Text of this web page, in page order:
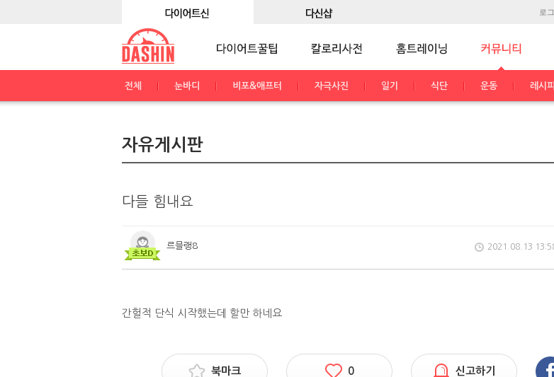
로
전체 눈바디 비포&애프터 자극사진 일기 식단 운동 레시피
자유게시판
다들 힘내요
르믈랭8 2021.08.13
간헐적 단식 시작했는데 할만 하네요
북마크 0 신고하기